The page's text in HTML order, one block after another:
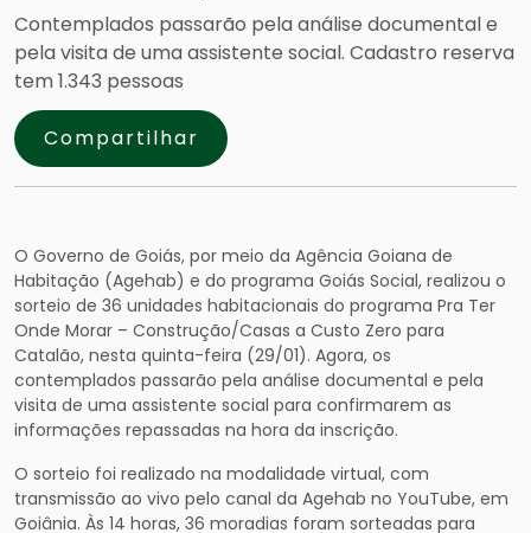
Contemplados passarão pela análise documental e
pela visita de uma assistente social. Cadastro reserva
tem 1.343 pessoas
Compartilhar
O Governo de Goiás, por meio da Agência Goiana de
Habitação (Agehab) e do programa Goiás Social, realizou o
sorteio de 36 unidades habitacionais do programa Pra Ter
Onde Morar – Construção/Casas a Custo Zero para
Catalão, nesta quinta-feira (29/01). Agora, os
contemplados passarão pela análise documental e pela
visita de uma assistente social para confirmarem as
informações repassadas na hora da inscrição.
O sorteio foi realizado na modalidade virtual, com
transmissão ao vivo pelo canal da Agehab no YouTube, em
Goiânia. Às 14 horas, 36 moradias foram sorteadas para